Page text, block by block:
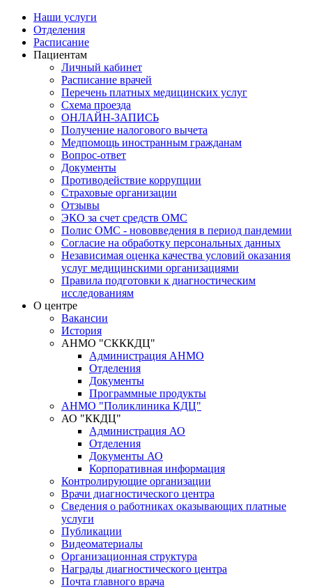
Наши услуги
Отделения
Расписание
Пациентам
Личный кабинет
Расписание врачей
Перечень платных медицинских услуг
Схема проезда
ОНЛАЙН-ЗАПИСЬ
Получение налогового вычета
Медпомощь иностранным гражданам
Вопрос-ответ
Документы
Противодействие коррупции
Страховые организации
Отзывы
ЭКО за счет средств ОМС
Полис ОМС - нововведения в период пандемии
Согласие на обработку персональных данных
Независимая оценка качества условий оказания
услуг медицинскими организациями
Правила подготовки к диагностическим
исследованиям
О центре
Вакансии
История
АНМО "СКККДЦ"
Администрация АНМО
Отделения
Документы
Программные продукты
АНМО "Поликлиника КДЦ"
АО "ККДЦ"
Администрация АО
Отделения
Документы АО
Корпоративная информация
Контролирующие организации
Врачи диагностического центра
Сведения о работниках оказывающих платные
услуги
Публикации
Видеоматериалы
Организационная структура
Награды диагностического центра
Почта главного врача